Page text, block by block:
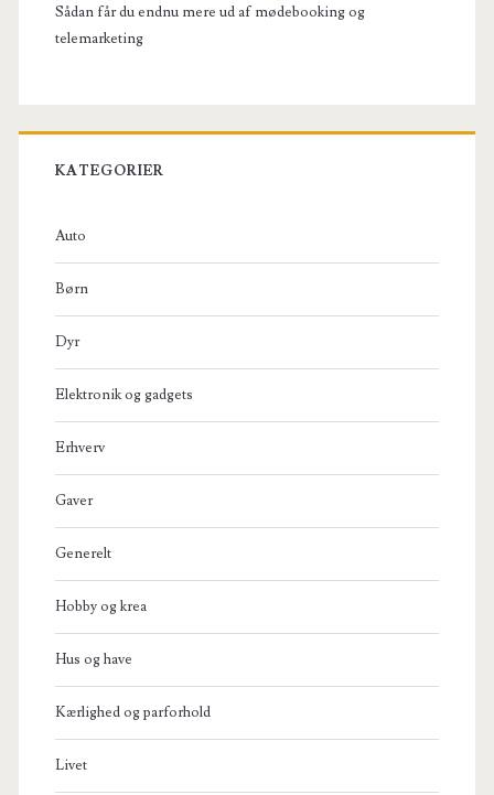
Sådan får du endnu mere ud af mødebooking og
telemarketing
KATEGORIER
Auto
Børn
Dyr
Elektronik og gadgets
Erhverv
Gaver
Generelt
Hobby og krea
Hus og have
Kærlighed og parforhold
Livet